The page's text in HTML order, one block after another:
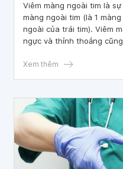
Viêm màng ngoài tim là
màng ngoài tim (là 1
ngoài của trái tim). Viêm
ngực và thỉnh thoảng
do màng ngoài tim bị rách.
Xem thêm